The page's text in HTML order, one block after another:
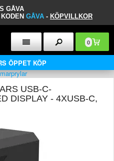
GÅVA
GÅVA - KÖPVILLKOR
0
ÖPPET KÖP
USB-C-
DISPLAY - 4XUSB-C,